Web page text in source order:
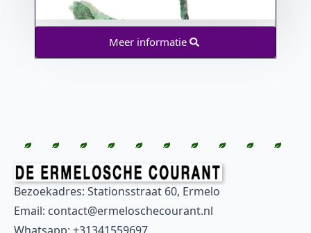
Meer informatie
Bezoekadres: Stationsstraat 60, Ermelo
Email: contact@ermeloschecourant.nl